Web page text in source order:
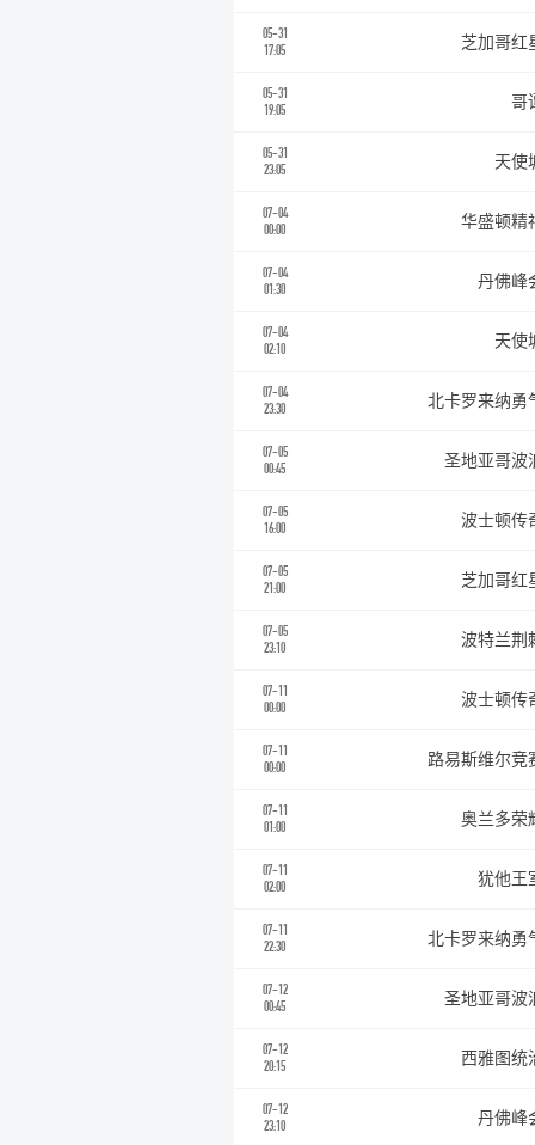
05-31
17:05
芝加哥红
05-31
19:05
哥
05-31
23:05
天使
07-04
00:00
华盛顿精
07-04
01:30
丹佛峰
07-04
02:10
天使
07-04
23:30
北卡罗来纳勇
07-05
00:45
圣地亚哥波
07-05
16:00
波士顿传
07-05
21:00
芝加哥红
07-05
23:10
波特兰荆
07-11
00:00
波士顿传
07-11
00:00
路易斯维尔竞
07-11
01:00
奥兰多荣
07-11
02:00
犹他王
07-11
22:30
北卡罗来纳勇
07-12
00:45
圣地亚哥波
07-12
20:15
西雅图统
07-12
23:10
丹佛峰